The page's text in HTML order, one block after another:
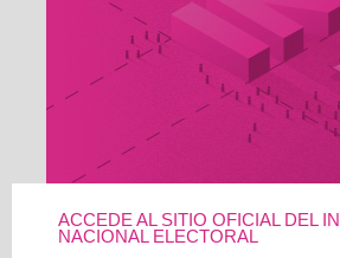
ACCEDE AL SITIO OFICIAL DEL
NACIONAL ELECTORAL